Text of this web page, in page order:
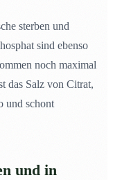
sterben und
sind ebenso
noch maximal
das Salz von Citrat,
und schont
und in